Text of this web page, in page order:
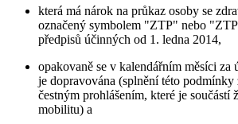
která má nárok na průkaz osoby se
označený symbolem "ZTP" nebo
předpisů účinných od 1. ledna 2014,
opakovaně se v kalendářním měsíci za
je dopravována (splnění této podmínky
čestným prohlášením, které je součástí
mobilitu) a